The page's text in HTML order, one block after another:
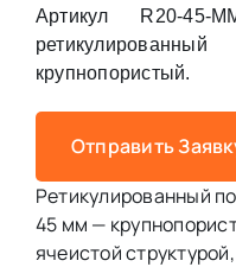
Артикул R20-
крупнопористый.
Отправить
Ретикулированный
45 мм —
ячеистой